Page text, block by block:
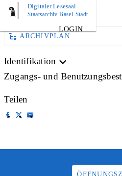
Digitaler Lesesaal
Staatsarchiv Basel-Stadt
LOGIN
AKTE
ARCHIVPLAN
Identifikation
Zugangs- und
Teilen